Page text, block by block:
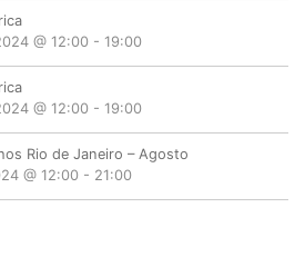
@ 12:00 - 19:00
@ 12:00 - 19:00
Rio de Janeiro – Agosto
@ 12:00 - 21:00